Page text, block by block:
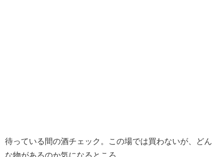
待っている間の酒チェック。この場では買わないが、どん